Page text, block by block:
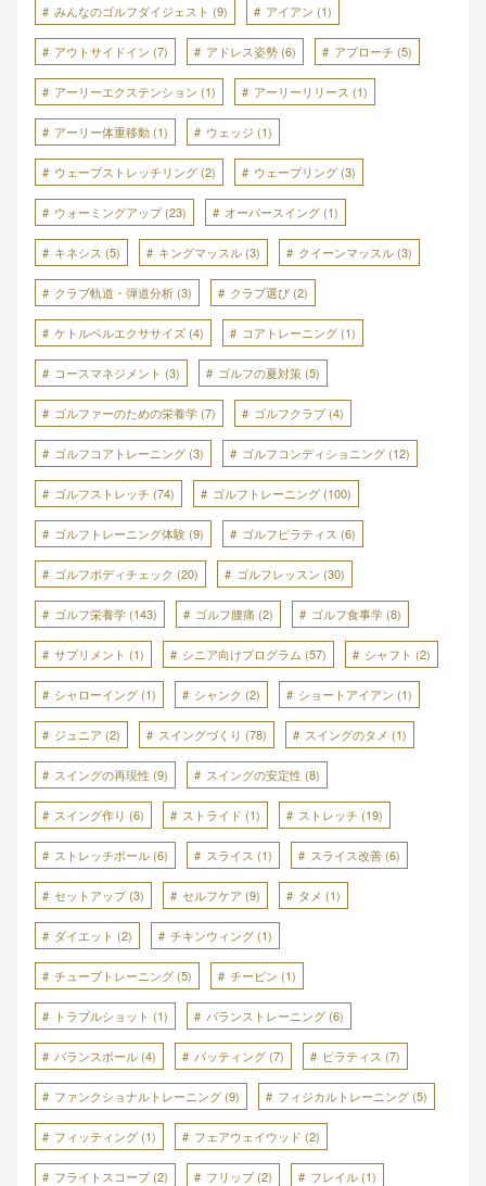
みんなのゴルフダイジェスト (9) アイアン (1)
アウトサイドイン (7) アドレス姿勢 (6) アプローチ (5)
アーリーエクステンション (1) アーリーリリース (1)
アーリー体重移動 (1) ウェッジ (1)
ウェーブストレッチリング (2) ウェーブリング (3)
ウォーミングアップ(23) オーバースイング (1)
キネシス (5) キングマッスル (3) クイーンマッスル (3)
クラブ軌道・弾道分析 (3) クラブ選び (2)
ケトルベルエクササイズ (4) コアトレーニング (1)
コースマネジメント (3) ゴルフの夏対策 (5)
ゴルファーのための栄養学 (7) ゴルフクラブ (4)
ゴルフコアトレーニング (3) ゴルフコンディショニング (12)
ゴルフストレッチ (74) ゴルフトレーニング (100)
ゴルフトレーニング体験 (9) ゴルフピラティス (6)
ゴルフボディチェック (20) ゴルフレッスン (30)
ゴルフ栄養学 (143) ゴルフ腰痛 (2) ゴルフ食事学 (8)
サプリメント (1) シニア向けプログラム (57) シャフト (2)
シャローイング (1) シャンク (2) ショートアイアン (1)
ジュニア (2) スイングづくり (78) スイングのタメ (1)
スイングの再現性 (9) スイングの安定性 (8)
スイング作り (6) ストライド (1) ストレッチ (19)
ストレッチボール (6) スライス (1) スライス改善 (6)
セットアップ(3) セルフケア (9) タメ (1)
ダイエット (2) チキンウィング (1)
チューブトレーニング (5) チーピン (1)
トラブルショット (1) バランストレーニング (6)
バランスボール (4) パッティング (7) ピラティス (7)
ファンクショナルトレーニング (9) フィジカルトレーニング (5)
フィッティング (1) フェアウェイウッド (2)
フライトスコープ(2) フリップ(2) フレイル (1)